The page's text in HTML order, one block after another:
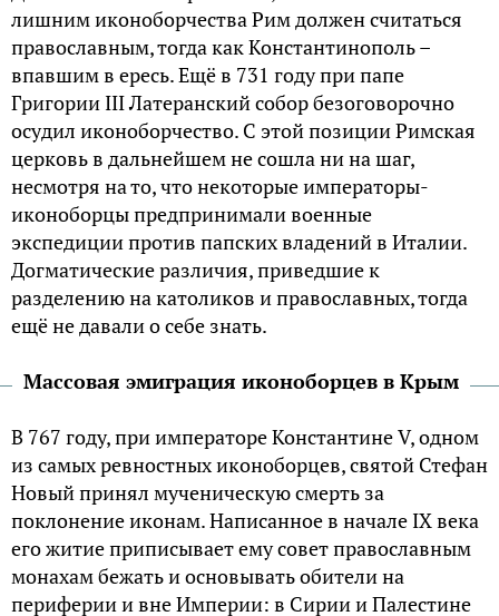
лишним иконоборчества Рим должен считаться
православным, тогда как Константинополь –
впавшим в ересь. Ещё в 731 году при папе
Григории III Латеранский собор безоговорочно
осудил иконоборчество. С этой позиции Римская
церковь в дальнейшем не сошла ни на шаг,
несмотря на то, что некоторые императоры-
иконоборцы предпринимали военные
экспедиции против папских владений в Италии.
Догматические различия, приведшие к
разделению на католиков и православных, тогда
ещё не давали о себе знать.
Массовая эмиграция иконоборцев в Крым
В 767 году, при императоре Константине V, одном
из самых ревностных иконоборцев, святой Стефан
Новый принял мученическую смерть за
поклонение иконам. Написанное в начале IX века
его житие приписывает ему совет православным
монахам бежать и основывать обители на
периферии и вне Империи: в Сирии и Палестине